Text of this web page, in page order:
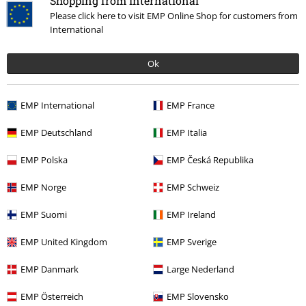
Please click here to visit EMP Online Shop for customers from
International
Ok
EMP International EMP France
EMP Deutschland EMP Italia
EMP Polska EMP Česká Republika
EMP Norge EMP Schweiz
EMP Suomi EMP Ireland
EMP United Kingdom EMP Sverige
EMP Danmark Large Nederland
EMP Österreich EMP Slovensko
Frakr 311.95